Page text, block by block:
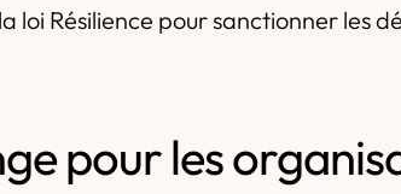
loi Résilience pour sanctionner les
pour les